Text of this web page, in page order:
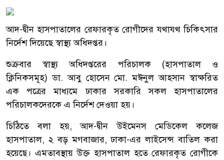
আদ-দ্বীন হাসপাতালের রেফারকৃত রোগীদের যথাযথ চিকিৎসার
নির্দেশ দিয়েছে স্বাস্থ্য অধিদপ্তর।
শুক্রবার স্বাস্থ্য অধিদপ্তরের পরিচালক (হাসপাতাল ও
ক্লিনিকসমূহ) ডা. আবু হোসেন মো. মঈনুল আহসান স্বাক্ষরিত
এক পত্রের মাধ্যমে ঢাকার সরকারি সকল হাসপাতালের
পরিচালকদেরকে এ নির্দেশ দেওয়া হয়।
চিঠিতে বলা হয়, আদ-দ্বীন উইমেনস মেডিকেল কলেজ
হাসপাতাল, ২ বড় মগবাজার, ঢাকা-এর লাইসেন্স বাতিল করা
হয়েছে। এমতাবস্থায় উক্ত হাসপাতাল হতে রেফারকৃত রোগীকে